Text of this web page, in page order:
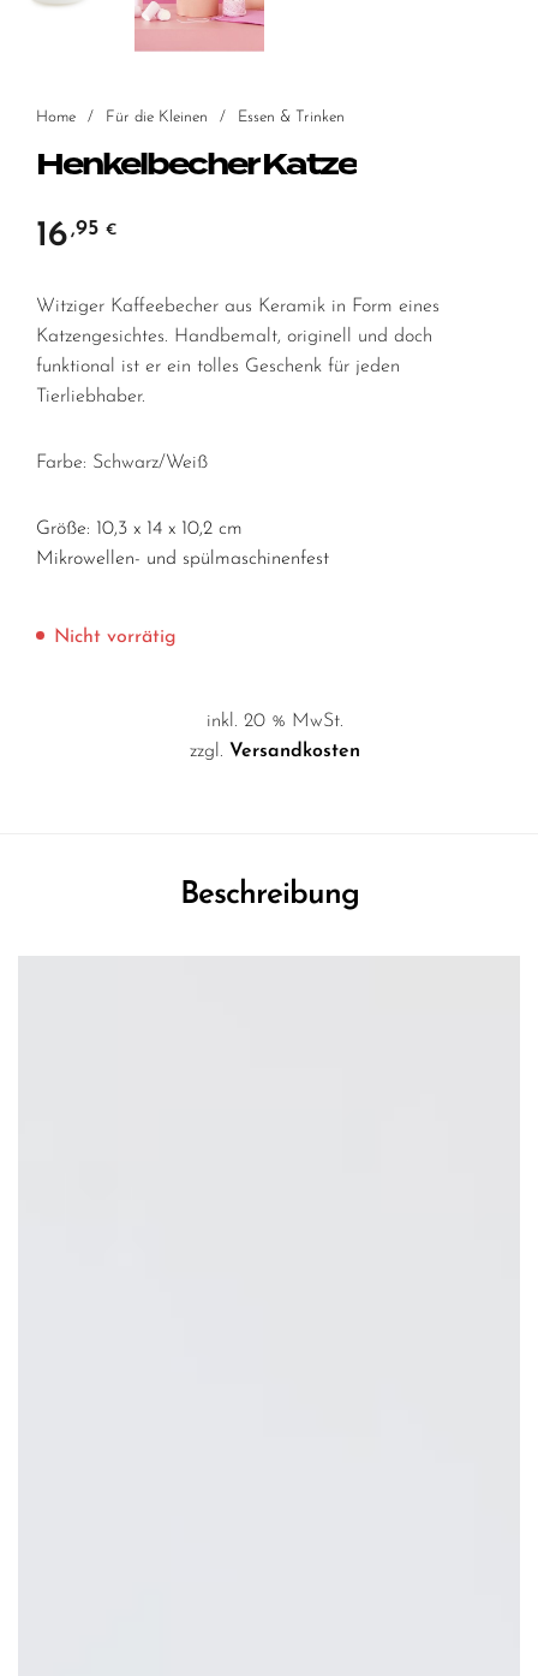
Home / Für die Kleinen / Essen & Trinken
Henkelbecher Katze
16 ,95 €
Witziger Kaffeebecher aus Keramik in Form eines
Katzengesichtes. Handbemalt, originell und doch
funktional ist er ein tolles Geschenk für jeden
Tierliebhaber.
Farbe: Schwarz/Weiß
Größe: 10,3 x 14 x 10,2 cm
Mikrowellen- und spülmaschinenfest
Nicht vorrätig
inkl. 20 % MwSt.
zzgl. Versandkosten
Beschreibung